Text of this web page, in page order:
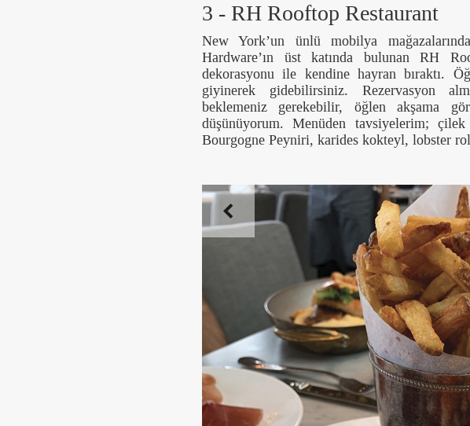
3 - RH Rooftop Restaurant
New York’un ünlü mobilya
Hardware’ın üst katında bulunan RH
dekorasyonu ile kendine hayran bıraktı.
giyinerek gidebilirsiniz. Rezervasyon
beklemeniz gerekebilir, öğlen akşama
düşünüyorum. Menüden tavsiyelerim;
Bourgogne Peyniri, karides kokteyl, lobster